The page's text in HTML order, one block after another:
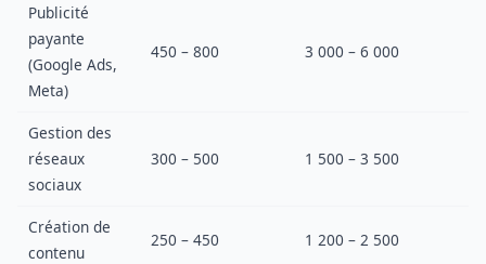
Publicité
payante
(Google Ads,
Meta)
450 – 800 3 000 – 6 000
Gestion des
réseaux
sociaux
300 – 500 1 500 – 3 500
Création de
contenu
250 – 450 1 200 – 2 500